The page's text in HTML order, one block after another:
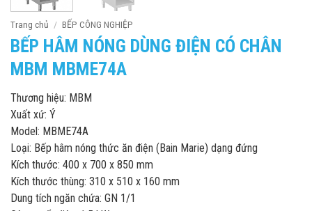
Trang chủ / BẾP CÔNG NGHIỆP
BẾP HÂM NÓNG DÙNG ĐIỆN CÓ CHÂN
MBM MBME74A
Thương hiệu: MBM
Xuất xứ: Ý
Model: MBME74A
Loại: Bếp hâm nóng thức ăn điện (Bain Marie) dạng đứng
Kích thước: 400 x 700 x 850 mm
Kích thước thùng: 310 x 510 x 160 mm
Dung tích ngăn chứa: GN 1/1